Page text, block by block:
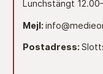
Lunchstängt
Mejl:
Postadress: